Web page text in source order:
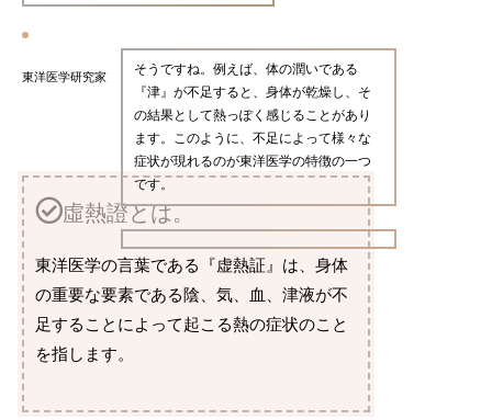
東洋医学研究家
そうですね。例えば、体の潤いである
『津』が不足すると、身体が乾燥し、そ
の結果として熱っぽく感じることがあり
ます。このように、不足によって様々な
症状が現れるのが東洋医学の特徴の一つ
です。
虛熱證とは。
東洋医学の言葉である『虚熱証』は、身体
の重要な要素である陰、気、血、津液が不
足することによって起こる熱の症状のこと
を指します。